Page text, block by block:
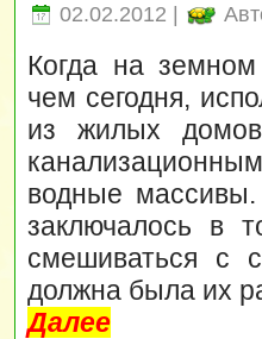
02.02.2012 |
Когда на
чем сегодня,
из жилых
водные
заключалось в
смешиваться с
должна была их
Далее